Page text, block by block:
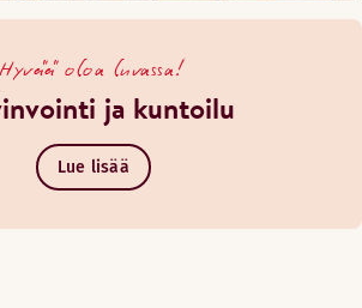
Hyvää oloa luvassa!
ja kuntoilu
Lue lisää